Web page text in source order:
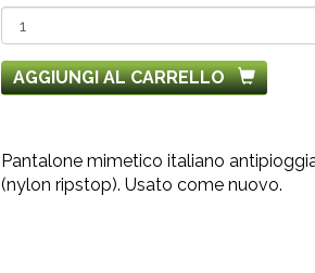
AGGIUNGI AL CARRELLO
Pantalone mimetico italiano
(nylon ripstop). Usato come nuovo.